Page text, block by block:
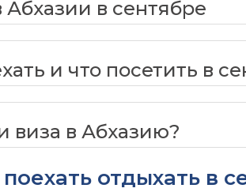
Абхазии в сентябре
и что посетить в
виза в Абхазию?
отдыхать в